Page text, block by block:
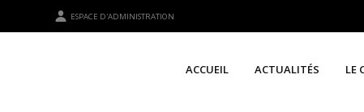
ESPACE D'ADMINISTRATION
ACCUEIL ACTUALITÉS LE